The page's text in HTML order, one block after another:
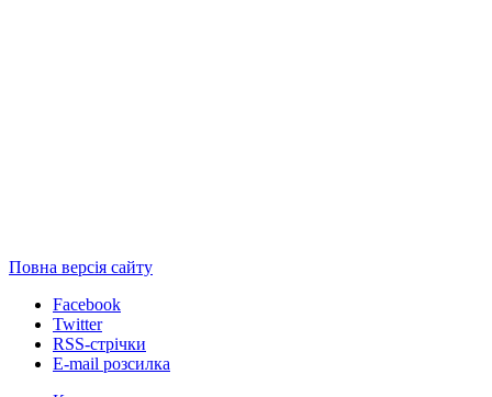
Повна версія сайту
Facebook
Twitter
RSS-стрічки
E-mail розсилка